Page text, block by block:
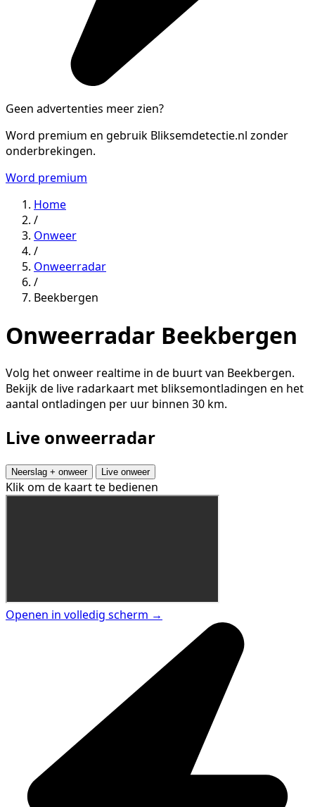
Geen advertenties meer zien?
Word premium en gebruik Bliksemdetectie.nl zonder
onderbrekingen.
Word premium
Home
/
Onweer
/
Onweerradar
/
Beekbergen
Onweerradar Beekbergen
Volg het onweer realtime in de buurt van Beekbergen.
Bekijk de live radarkaart met bliksemontladingen en het
aantal ontladingen per uur binnen 30 km.
Live onweerradar
Neerslag + onweer Live onweer
Klik om de kaart te bedienen
Openen in volledig scherm →